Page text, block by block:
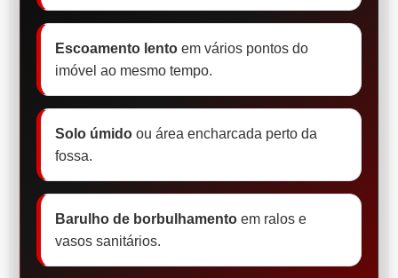
Escoamento lento em vários pontos do
imóvel ao mesmo tempo.
Solo úmido ou área encharcada perto da
fossa.
Barulho de borbulhamento em ralos e
vasos sanitários.